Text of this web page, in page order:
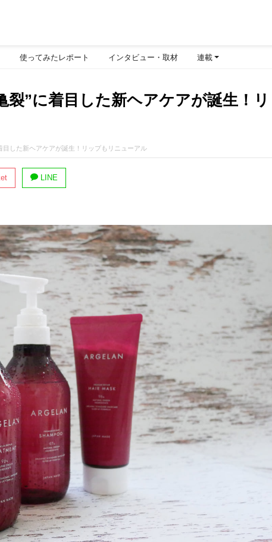
使ってみたレポート インタビュー・取材 連載
”に着目した新ヘアケアが誕生！リ
目した新ヘアケアが誕生！リップもリニューアル
LINE